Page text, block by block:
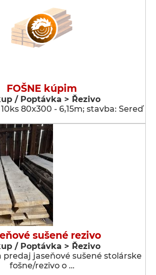
FOŠNE kúpim
/ Poptávka > Řezivo
80x300 - 6,15m; stavba: Sereď
sušené rezivo
/ Poptávka > Řezivo
predaj jaseňové sušené stolárske
fošne/rezivo o …